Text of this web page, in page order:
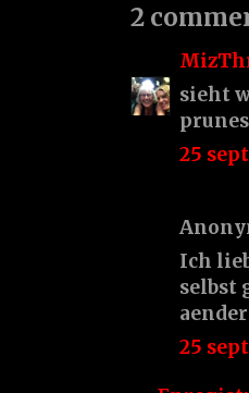
2
sieht
25
Ich
selbst
25